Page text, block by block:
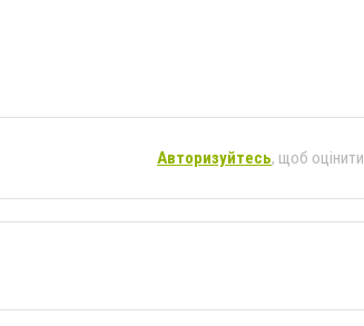
Авторизуйтесь, щоб оцінити